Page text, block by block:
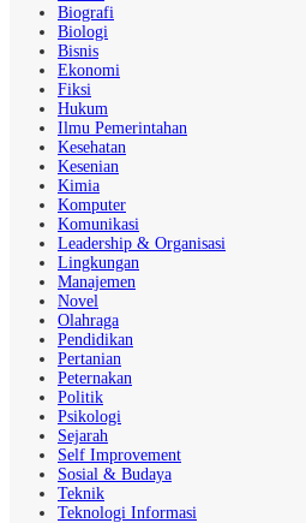
Biografi
Biologi
Bisnis
Ekonomi
Fiksi
Hukum
Ilmu Pemerintahan
Kesehatan
Kesenian
Kimia
Komputer
Komunikasi
Leadership & Organisasi
Lingkungan
Manajemen
Novel
Olahraga
Pendidikan
Pertanian
Peternakan
Politik
Psikologi
Sejarah
Self Improvement
Sosial & Budaya
Teknik
Teknologi Informasi